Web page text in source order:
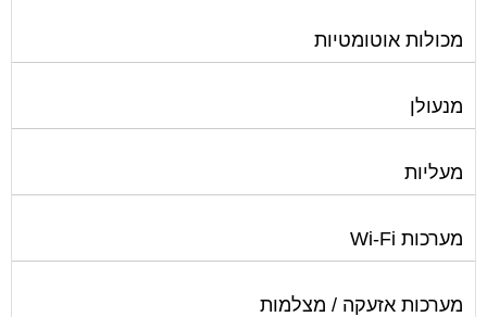
מכולות אוטומטיות
מנעולן
מעליות
מערכות Wi-Fi
מערכות אזעקה / מצלמות